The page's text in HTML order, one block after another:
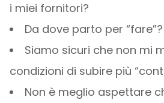
i miei fornitori?
Da dove parto per “fare”?
Siamo sicuri che non mi
condizioni di subire più
Non è meglio aspettare